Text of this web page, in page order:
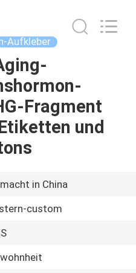
Aufkleber
Fragment
und
in China
custom